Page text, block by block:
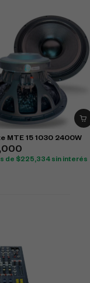
MTE 15 1030 2400W
de $225,334 sin interés